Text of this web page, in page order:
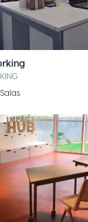
Salas